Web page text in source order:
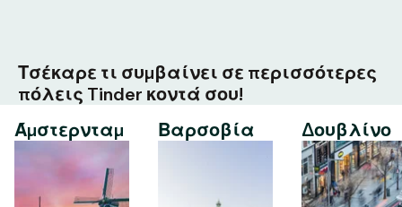
Τσέκαρε τι συμβαίνει σε περισσότερες
πόλεις Tinder κοντά σου!
Άμστερνταμ
Βαρσοβία Δουβλίνο